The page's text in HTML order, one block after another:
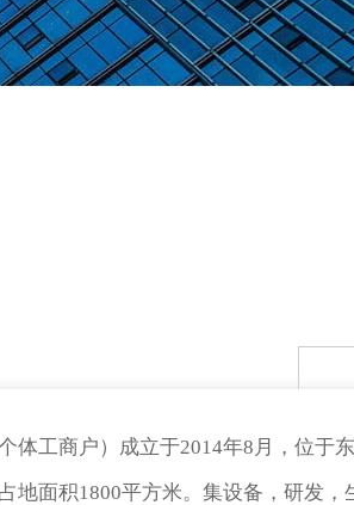
工商户）成立于2014年8月，位于
地面积1800平方米。集设备，研发，